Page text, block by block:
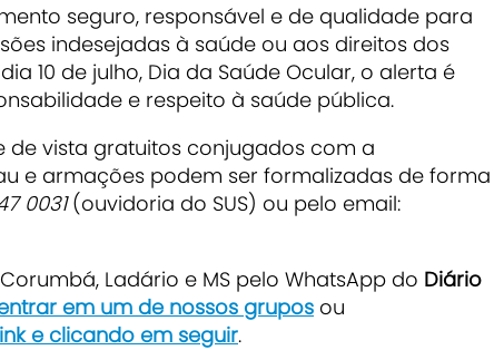
seguro, responsável e de qualidade para
indesejadas à saúde ou aos direitos dos
10 de julho, Dia da Saúde Ocular, o alerta é
e respeito à saúde pública.
de vista gratuitos conjugados com a
e armações podem ser formalizadas de forma
0031(ouvidoria do SUS) ou pelo email:
Ladário e MS pelo WhatsApp do Diário
em um de nossos grupos ou
e clicando em seguir.